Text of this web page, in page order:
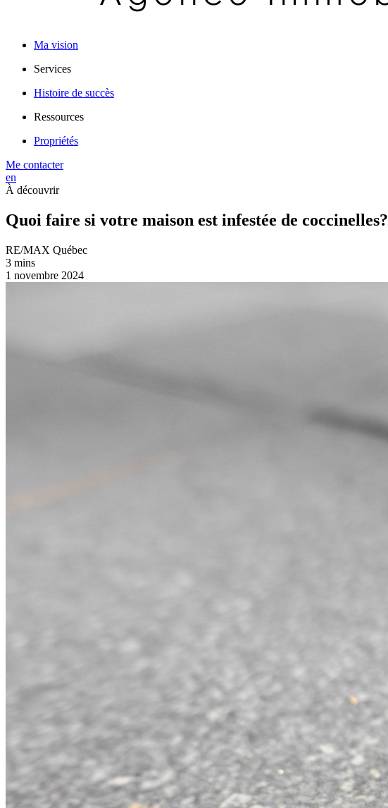
Ma vision
Services
Histoire de succès
Ressources
Propriétés
Me contacter
en
À découvrir
Quoi faire si votre maison est infestée de coccinelles?
RE/MAX Québec
3 mins
1 novembre 2024